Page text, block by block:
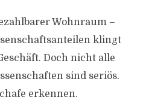
Wohnraum –
klingt
Doch nicht alle
sind seriös.
erkennen.